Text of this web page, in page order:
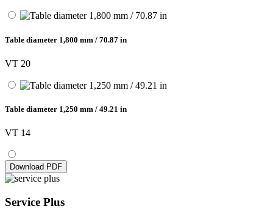
Table diameter 1,800 mm / 70.87 in
VT 20
Table diameter 1,250 mm / 49.21 in
VT 14
Download PDF
Service Plus